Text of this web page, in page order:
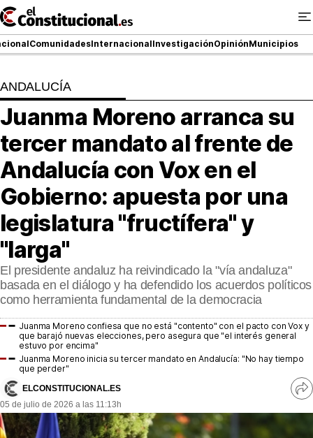
Ir
al
contenido
ComunidadesInternacionalInvestigaciónOpiniónMunicipios
NACIONAL
ElConstitucional TV
MásQueTele
ElConstitucional +
MásQueEstilo
MásQuePartidos
MásQueSucesos
MásQueMercados
INVESTIGACIÓN
INTERNACIONAL
ANDALUCÍA
Juanma Moreno arranca su
tercer mandato al frente de
Andalucía con Vox en el
Gobierno: apuesta por una
legislatura "fructífera" y
"larga"
El presidente andaluz ha reivindicado la "vía andaluza"
basada en el diálogo y ha defendido los acuerdos políticos
como herramienta fundamental de la democracia
Juanma Moreno confiesa que no está "contento" con el pacto con Vox y
que barajó nuevas elecciones, pero asegura que "el interés general
estuvo por encima"
Juanma Moreno inicia su tercer mandato en Andalucía: "No hay tiempo
que perder"
ELCONSTITUCIONAL.ES
05 de julio de 2026 a las 11:13h